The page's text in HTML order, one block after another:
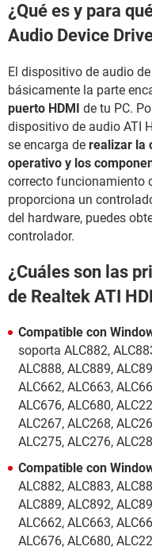
¿Qué es y para
Audio Device
El dispositivo de audio
básicamente la parte
puerto HDMI de tu PC.
dispositivo de audio ATI
se encarga de realizar la
operativo y los
correcto funcionamiento
proporciona un
del hardware, puedes
controlador.
¿Cuáles son las
de Realtek ATI
Compatible con
soporta ALC882,
ALC888, ALC889,
ALC662, ALC663,
ALC676, ALC680,
ALC267, ALC268,
ALC275, ALC276,
Compatible con
ALC882, ALC883,
ALC889, ALC892,
ALC662, ALC663,
ALC676, ALC680,